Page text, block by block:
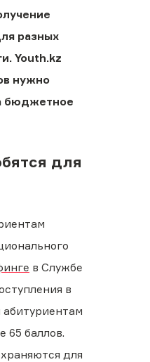
разных
Youth.kz
нужно
бюджетное
для
в Службе
в
65 баллов.
для